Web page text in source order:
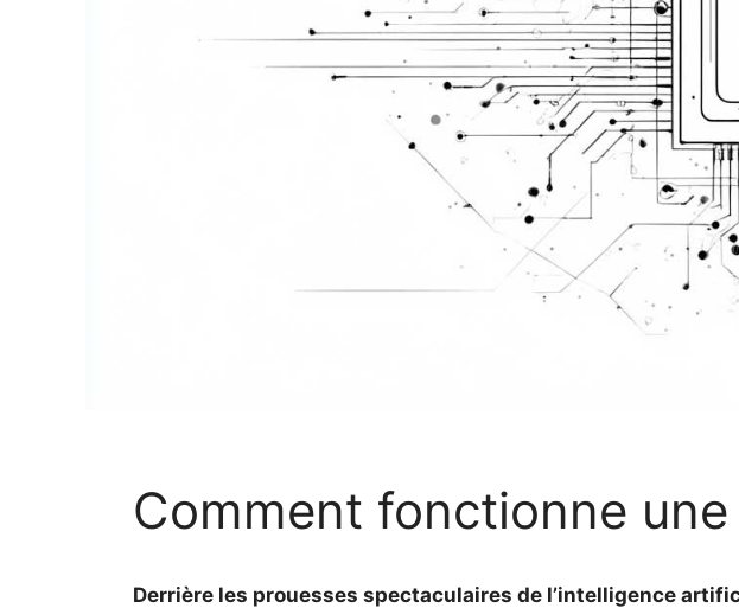
Comment fonctionne une
Derrière les prouesses spectaculaires de l’intelligence